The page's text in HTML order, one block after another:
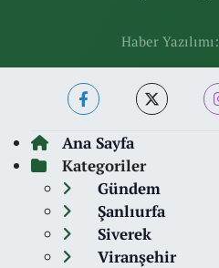
Haber Yazılımı:
Ana Sayfa
Kategoriler
Gündem
Şanlıurfa
Siverek
Viranşehir